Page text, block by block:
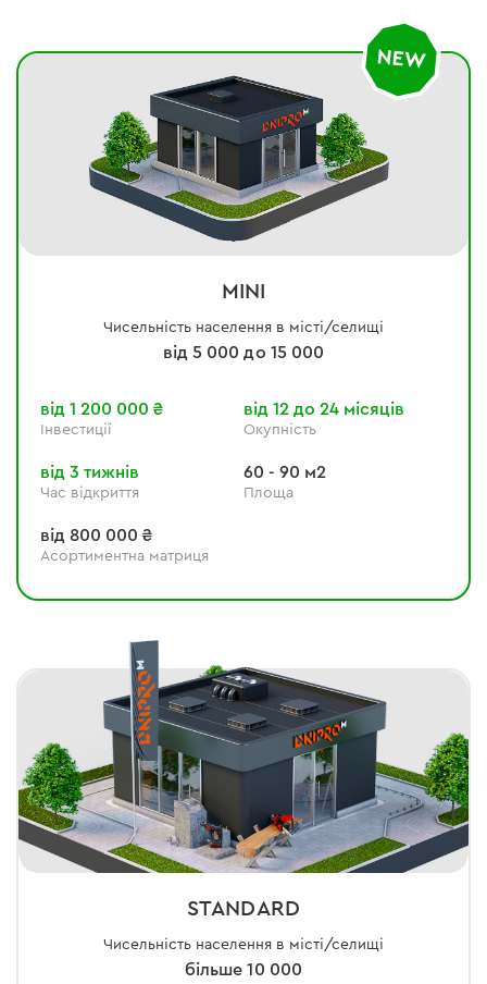
MINI
Чисельність населення в місті/селищі
від 5 000 до 15 000
від 1 200 000 ₴
Інвестиції
від 12 до 24 місяців
Окупність
від 3 тижнів
Час відкриття
60 - 90 м2
Площа
від 800 000 ₴
Асортиментна матриця
STANDARD
Чисельність населення в місті/селищі
більше 10 000